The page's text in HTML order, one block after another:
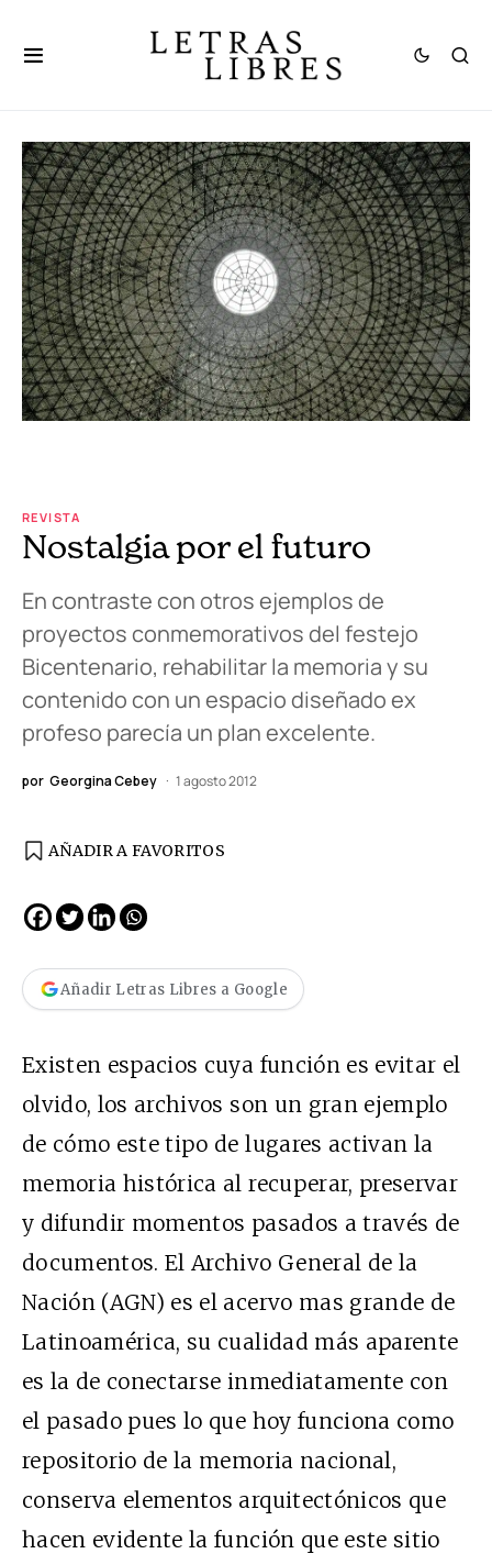
REVISTA
Nostalgia por el futuro
En contraste con otros ejemplos de
proyectos conmemorativos del festejo
Bicentenario, rehabilitar la memoria y su
contenido con un espacio diseñado ex
profeso parecía un plan excelente.
por Georgina Cebey 1 agosto 2012
AÑADIR A FAVORITOS
Añadir Letras Libres a Google
Existen espacios cuya función es evitar el
olvido, los archivos son un gran ejemplo
de cómo este tipo de lugares activan la
memoria histórica al recuperar, preservar
y difundir momentos pasados a través de
documentos. El Archivo General de la
Nación (AGN) es el acervo mas grande de
Latinoamérica, su cualidad más aparente
es la de conectarse inmediatamente con
el pasado pues lo que hoy funciona como
repositorio de la memoria nacional,
conserva elementos arquitectónicos que
hacen evidente la función que este sitio